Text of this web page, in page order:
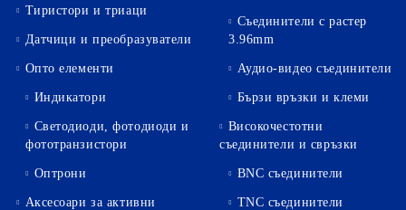
Тиристори и триаци
Датчици и преобразуватели
Опто елементи
Индикатори
Светодиоди, фотодиоди и
фототранзистори
Оптрони
Аксесоари за активни
Съединители с растер
3.96mm
Аудио-видео съединители
Бързи връзки и клеми
Високочестотни
съединители и свръзки
BNC съединители
TNC съединители